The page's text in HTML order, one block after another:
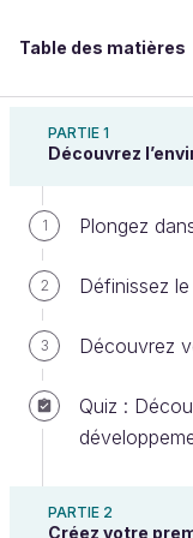
Introduction à
Table des matières
PARTIE 1
Découvrez
1 Plongez
2 Définissez
3 Découvrez
Quiz :
PARTIE 2
Créez votre
Modifiez
Bienvenue sur
ont de l’avenir.
Bénéficiez
de ce cours
Créer un